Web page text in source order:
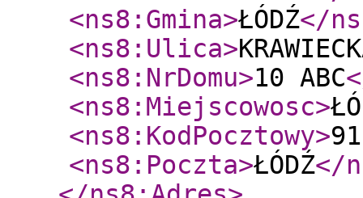
<ns8:Gmina>ŁÓDŹ</
<ns8:Ulica>
<ns8:NrDomu>10 ABC
<ns8:Miejscowosc>
<ns8:KodPocztowy>
<ns8:Poczta>ŁÓDŹ</